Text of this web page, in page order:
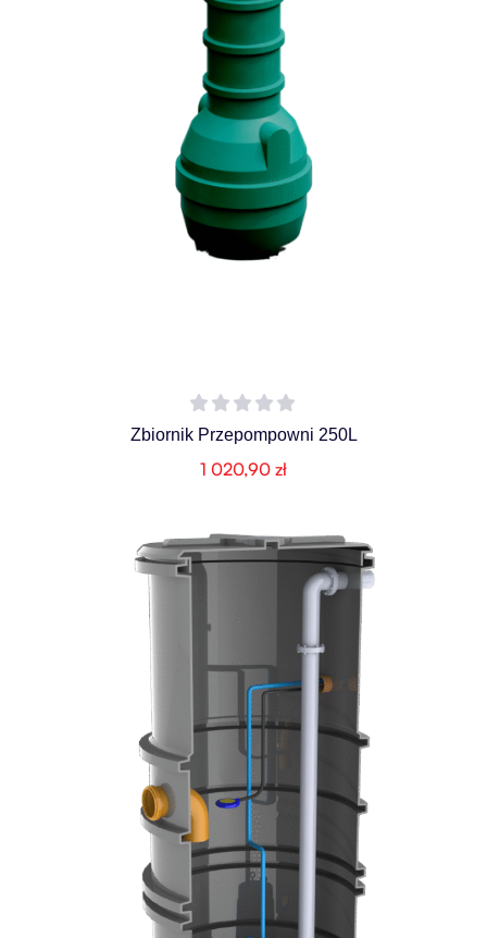
Zbiornik Przepompowni 250L
1 020,90 zł